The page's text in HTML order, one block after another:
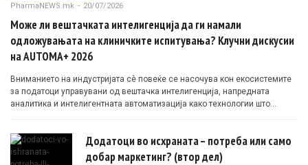
PharmaNEWS.mk - 20/07/2026
Може ли вештачката интелигенција да ги намали
одложувањата на клиничките испитувања? Клучни дискусии
на AUTOMA+ 2026
Вниманието на индустријата сè повеќе се насочува кон екосистемите
за податоци управувани од вештачка интелигенција, напредната
аналитика и интелигентната автоматизација како технологии што
Додатоци во исхраната – потреба или само
добар маркетинг? (втор дел)